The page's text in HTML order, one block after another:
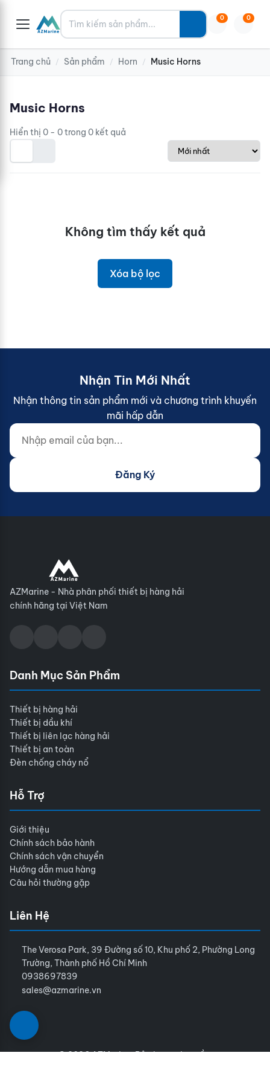
Tìm kiếm 0 0
Trang chủ / Sản phẩm / Horn / Music Horns
Music Horns
Hiển thị 0 - 0 trong 0 kết quả
Không tìm thấy kết quả
Xóa bộ lọc
Nhận Tin Mới Nhất
Nhận thông tin sản phẩm mới và chương trình khuyến
mãi hấp dẫn
Nhập email của bạn...
Website (do not fill)
Đăng Ký
AZMarine - Nhà phân phối thiết bị hàng hải
chính hãng tại Việt Nam
Danh Mục Sản Phẩm
Thiết bị hàng hải
Thiết bị dầu khí
Thiết bị liên lạc hàng hải
Thiết bị an toàn
Đèn chống cháy nổ
Hỗ Trợ
Giới thiệu
Chính sách bảo hành
Chính sách vận chuyển
Hướng dẫn mua hàng
Câu hỏi thường gặp
Liên Hệ
The Verosa Park, 39 Đường số 10, Khu phố 2, Phường Long
Trường, Thành phố Hồ Chí Minh
0938697839
sales@azmarine.vn
© 2026 AZMarine. Bảo lưu mọi quyền.